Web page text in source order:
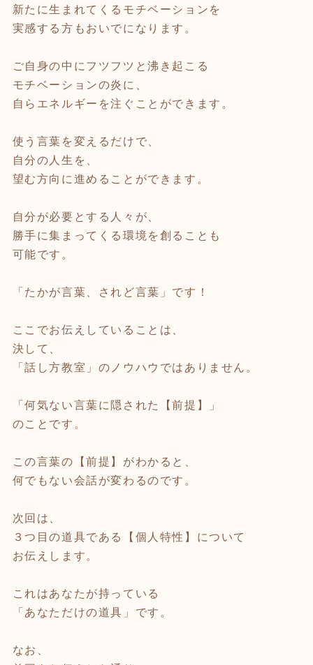
新たに生まれてくるモチベーションを
実感する方もおいでになります。
ご自身の中にフツフツと沸き起こる
モチベーションの炎に、
自らエネルギーを注ぐことができます。
使う言葉を変えるだけで、
自分の人生を、
望む方向に進めることができます。
自分が必要とする人々が、
勝手に集まってくる環境を創ることも
可能です。
「たかが言葉、されど言葉」です！
ここでお伝えしていることは、
決して、
「話し方教室」のノウハウではありません。
「何気ない言葉に隠された【前提】」
のことです。
この言葉の【前提】がわかると、
何でもない会話が変わるのです。
次回は、
３つ目の道具である【個人特性】について
お伝えします。
これはあなたが持っている
「あなただけの道具」です。
なお、